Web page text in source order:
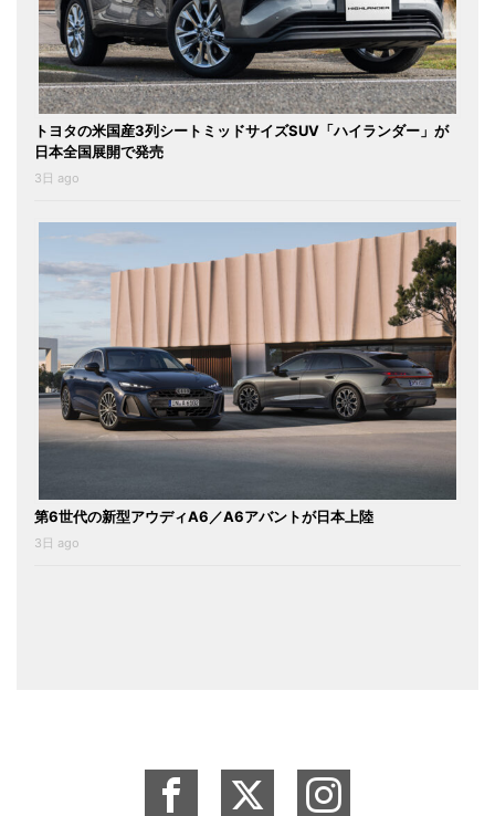
トヨタの米国産3列シートミッドサイズSUV「ハイランダー」が
日本全国展開で発売
3日 ago
第6世代の新型アウディA6／A6アバントが日本上陸
3日 ago